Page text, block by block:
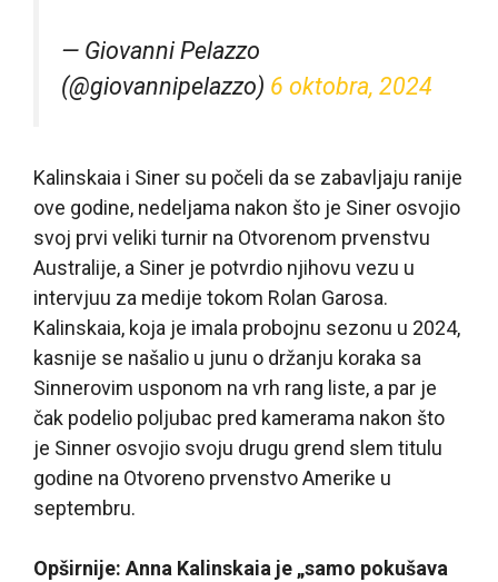
— Giovanni Pelazzo
(@giovannipelazzo) 6 oktobra, 2024
Kalinskaia i Siner su počeli da se zabavljaju ranije
ove godine, nedeljama nakon što je Siner osvojio
svoj prvi veliki turnir na Otvorenom prvenstvu
Australije, a Siner je potvrdio njihovu vezu u
intervjuu za medije tokom Rolan Garosa.
Kalinskaia, koja je imala probojnu sezonu u 2024,
kasnije se našalio u junu o držanju koraka sa
Sinnerovim usponom na vrh rang liste, a par je
čak podelio poljubac pred kamerama nakon što
je Sinner osvojio svoju drugu grend slem titulu
godine na Otvoreno prvenstvo Amerike u
septembru.
Opširnije: Anna Kalinskaia je „samo pokušava